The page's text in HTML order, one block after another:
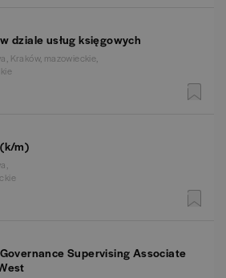
dziale usług księgowych
Kraków, mazowieckie,
m)
Supervising Associate